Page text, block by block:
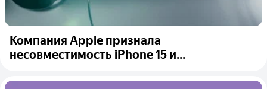
Компания Apple признала
несовместимость iPhone 15 и...